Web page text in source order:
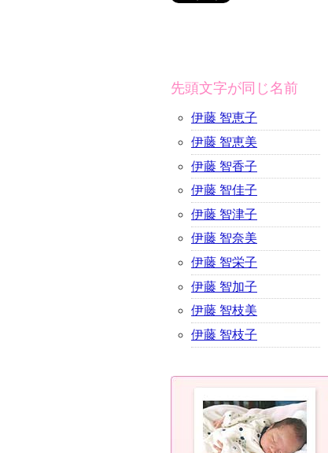
先頭文字が同じ名前
伊藤 智恵子
伊藤 智恵美
伊藤 智香子
伊藤 智佳子
伊藤 智津子
伊藤 智奈美
伊藤 智栄子
伊藤 智加子
伊藤 智枝美
伊藤 智枝子